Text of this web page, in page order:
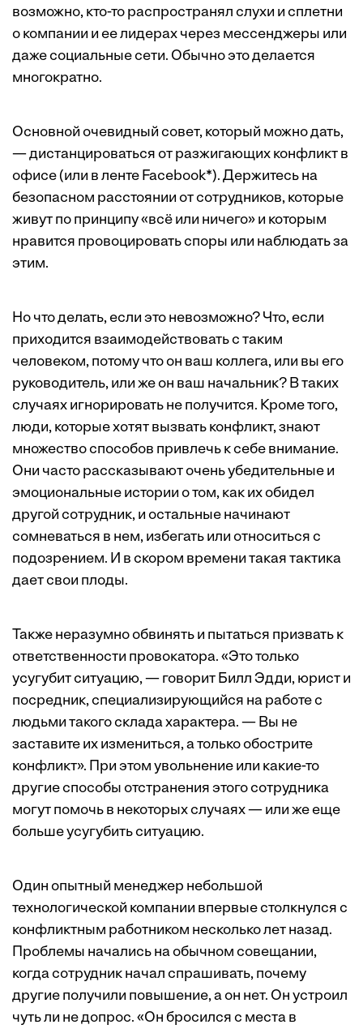
возможно, кто-то распространял слухи и сплетни
о компании и ее лидерах через мессенджеры или
даже социальные сети. Обычно это делается
многократно.
Основной очевидный совет, который можно дать,
— дистанцироваться от разжигающих конфликт в
офисе (или в ленте Facebook*). Держитесь на
безопасном расстоянии от сотрудников, которые
живут по принципу «всё или ничего» и которым
нравится провоцировать споры или наблюдать за
этим.
Но что делать, если это невозможно? Что, если
приходится взаимодействовать с таким
человеком, потому что он ваш коллега, или вы его
руководитель, или же он ваш начальник? В таких
случаях игнорировать не получится. Кроме того,
люди, которые хотят вызвать конфликт, знают
множество способов привлечь к себе внимание.
Они часто рассказывают очень убедительные и
эмоциональные истории о том, как их обидел
другой сотрудник, и остальные начинают
сомневаться в нем, избегать или относиться с
подозрением. И в скором времени такая тактика
дает свои плоды.
Также неразумно обвинять и пытаться призвать к
ответственности провокатора. «Это только
усугубит ситуацию, — говорит Билл Эдди, юрист и
посредник, специализирующийся на работе с
людьми такого склада характера. — Вы не
заставите их измениться, а только обострите
конфликт». При этом увольнение или какие-то
другие способы отстранения этого сотрудника
могут помочь в некоторых случаях — или же еще
больше усугубить ситуацию.
Один опытный менеджер небольшой
технологической компании впервые столкнулся с
конфликтным работником несколько лет назад.
Проблемы начались на обычном совещании,
когда сотрудник начал спрашивать, почему
другие получили повышение, а он нет. Он устроил
чуть ли не допрос. «Он бросился с места в